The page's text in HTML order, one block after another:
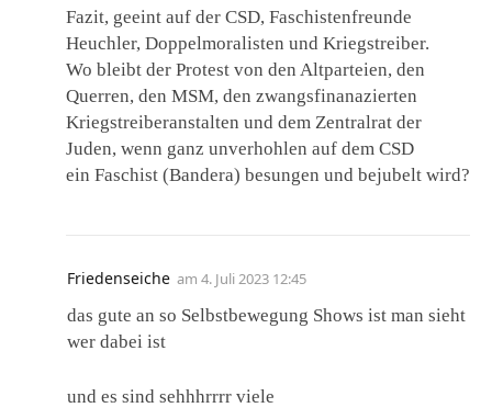
Fazit, geeint auf der CSD, Faschistenfreunde
Heuchler, Doppelmoralisten und Kriegstreiber.
Wo bleibt der Protest von den Altparteien, den
Querren, den MSM, den zwangsfinanazierten
Kriegstreiberanstalten und dem Zentralrat der
Juden, wenn ganz unverhohlen auf dem CSD
ein Faschist (Bandera) besungen und bejubelt wird?
Friedenseiche am 4. Juli 2023 12:45
das gute an so Selbstbewegung Shows ist man sieht
wer dabei ist
und es sind sehhhrrrr viele